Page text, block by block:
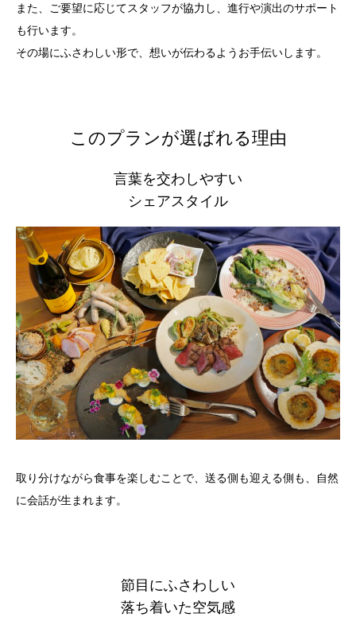
また、ご要望に応じてスタッフが協力し、進行や演出のサポート
も行います。
その場にふさわしい形で、想いが伝わるようお手伝いします。
このプランが選ばれる理由
言葉を交わしやすい
シェアスタイル
取り分けながら食事を楽しむことで、送る側も迎える側も、自然
に会話が生まれます。
節目にふさわしい
落ち着いた空気感